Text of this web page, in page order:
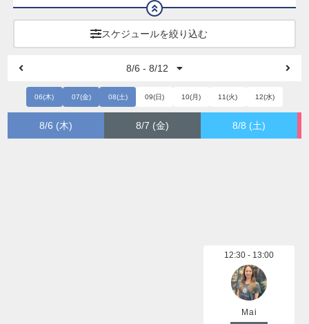
スケジュールを絞り込む
8/6 - 8/12
06(木) 07(金) 08(土) 09(日) 10(月) 11(火) 12(水)
8/6 (木) 8/7 (金) 8/8 (土)
12:30 - 13:00
Mai